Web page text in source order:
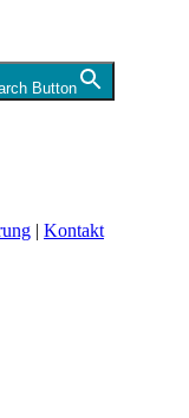
Button
| Kontakt